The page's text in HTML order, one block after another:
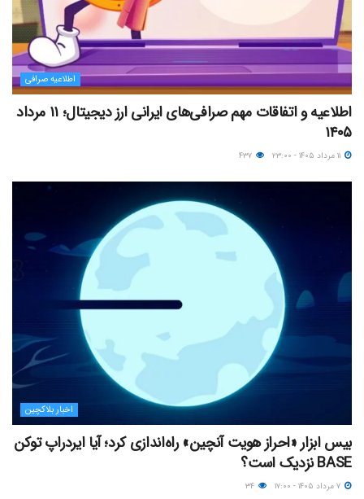
اطلاعیه صرافی
اطلاعیه و اتفاقات مهم صرافی‌های ایرانی ارز دیجیتال؛ ۱۱ مرداد
۱۴۰۵
اخبار بلاکچین
بیس ابزار «احراز هویت آنچین» راه‌اندازی کرد؛ آیا ایردراپ توکن
BASE نزدیک‌ است؟